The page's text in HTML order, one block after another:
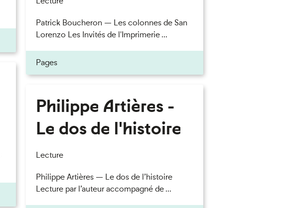
Patrick Boucheron — Les colonnes de San
Lorenzo Les Invités de l'Imprimerie ...
Pages
Philippe Artières -
Le dos de l'histoire
Lecture
Philippe Artières — Le dos de l’histoire
Lecture par l’auteur accompagné de ...